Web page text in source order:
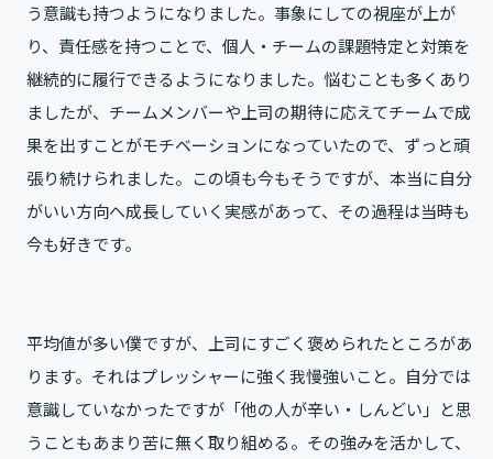
う意識も持つようになりました。事象にしての視座が上が
り、責任感を持つことで、個人・チームの課題特定と対策を
継続的に履行できるようになりました。悩むことも多くあり
ましたが、チームメンバーや上司の期待に応えてチームで成
果を出すことがモチベーションになっていたので、ずっと頑
張り続けられました。この頃も今もそうですが、本当に自分
がいい方向へ成長していく実感があって、その過程は当時も
今も好きです。
平均値が多い僕ですが、上司にすごく褒められたところがあ
ります。それはプレッシャーに強く我慢強いこと。自分では
意識していなかったですが「他の人が辛い・しんどい」と思
うこともあまり苦に無く取り組める。その強みを活かして、